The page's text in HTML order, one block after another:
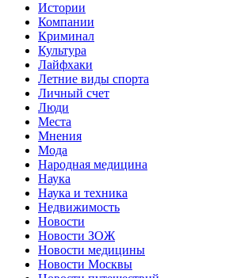
Истории
Компании
Криминал
Культура
Лайфхаки
Летние виды спорта
Личный счет
Люди
Места
Мнения
Мода
Народная медицина
Наука
Наука и техника
Недвижимость
Новости
Новости ЗОЖ
Новости медицины
Новости Москвы